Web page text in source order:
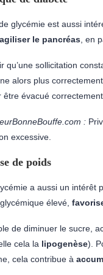
glycémie est aussi
le pancréas , en
qu’une sollicitation
alors plus
être évacué
:
excessive.
de poids
a aussi un intérêt
élevé,
de diminuer le sucre,
cela la lipogenèse).
cela contribue à